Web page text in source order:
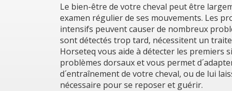
Le bien-être de votre cheval peut être
examen régulier de ses mouvements. Les
intensifs peuvent causer de nombreux
sont détectés trop tard, nécessitent un
Horseteq vous aide à détecter les premiers
problèmes dorsaux et vous permet
d´entraînement de votre cheval, ou de lui
nécessaire pour se reposer et guérir.